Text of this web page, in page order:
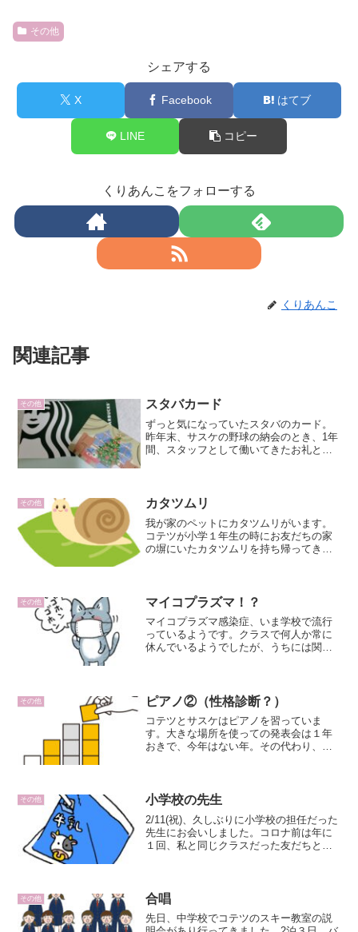
その他
シェアする
X Facebook はてブ
LINE コピー
くりあんこをフォローする
くりあんこ
関連記事
その他 スタバカード
ずっと気になっていたスタバのカード。
昨年末、サスケの野球の納会のとき、1年
間、スタッフとして働いてきたお礼とし
例年通り私もいただきまし...
その他 カタツムリ
我が家のペットにカタツムリがいます。
コテツが小学１年生の時にお友だちの家
の塀にいたカタツムリを持ち帰ってきま
り、以来４年間飼っていま...
その他 マイコプラズマ！？
マイコプラズマ感染症、いま学校で流行
っているようです。クラスで何人か常に
休んでいるようでしたが、うちには関係
ました。小さい時から、風...
その他 ピアノ②（性格診断？）
コテツとサスケはピアノを習っていま
す。大きな場所を使っての発表会は１年
おきで、今年はない年。その代わり、先
レイン』という、脳の使用の傾...
その他 小学校の先生
2/11(祝)、久しぶりに小学校の担任だった
先生にお会いしました。コロナ前は年に
１回、私と同じクラスだった友だちと３
生が自己紹介され...
その他 合唱
先日、中学校でコテツのスキー教室の説